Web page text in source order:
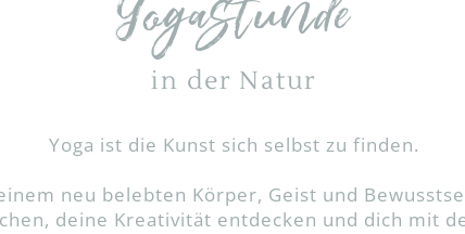
Yogastunde
in der Natur
Yoga ist die Kunst sich selbst zu finden.
neu belebten Körper, Geist und
deine Kreativität entdecken und dich mit